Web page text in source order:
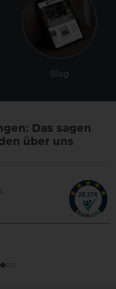
Blog
Das sagen
über uns